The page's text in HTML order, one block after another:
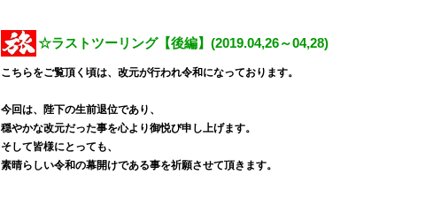
☆ラストツーリング【後編】(2019.04,26～04,28)
こちらをご覧頂く頃は、改元が行われ令和になっております。
今回は、陛下の生前退位であり、
穏やかな改元だった事を心より御悦び申し上げます。
そして皆様にとっても、
素晴らしい令和の幕開けである事を祈願させて頂きます。